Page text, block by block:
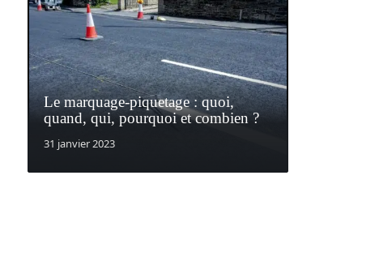
Le marquage-piquetage : quoi,
quand, qui, pourquoi et combien ?
31 janvier 2023